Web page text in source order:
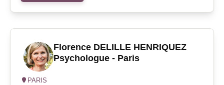
Florence DELILLE HENRIQUEZ
Psychologue - Paris
PARIS